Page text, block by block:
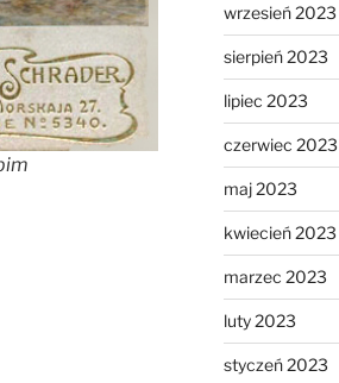
wrzesień 2023
sierpień 2023
lipiec 2023
czerwiec 2023
maj 2023
kwiecień 2023
marzec 2023
luty 2023
styczeń 2023